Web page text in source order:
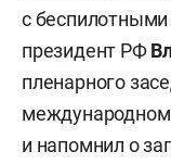
с
президент РФ
пленарного
и напомнил о